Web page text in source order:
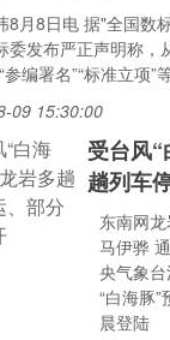
8月8日电 据"全国数
委发布严正声明称，
参编署名”“标准立项”
09 15:30:00
受台风
趟列车
东南网
马伊骅
央气象
“白海豚
晨登陆